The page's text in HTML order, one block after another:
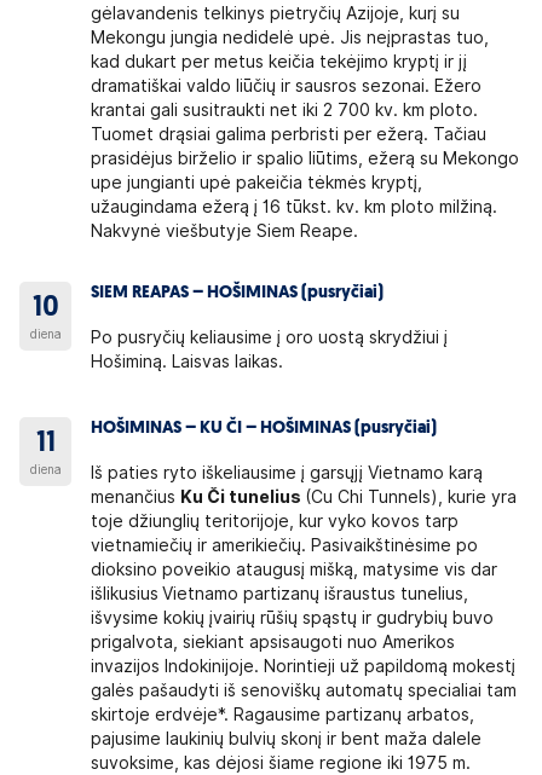
gėlavandenis telkinys pietryčių Azijoje, kurį su
Mekongu jungia nedidelė upė. Jis neįprastas tuo,
kad dukart per metus keičia tekėjimo kryptį ir jį
dramatiškai valdo liūčių ir sausros sezonai. Ežero
krantai gali susitraukti net iki 2 700 kv. km ploto.
Tuomet drąsiai galima perbristi per ežerą. Tačiau
prasidėjus birželio ir spalio liūtims, ežerą su Mekongo
upe jungianti upė pakeičia tėkmės kryptį,
užaugindama ežerą į 16 tūkst. kv. km ploto milžiną.
Nakvynė viešbutyje Siem Reape.
10
diena
SIEM REAPAS – HOŠIMINAS (pusryčiai)
Po pusryčių keliausime į oro uostą skrydžiui į
Hošiminą. Laisvas laikas.
11
diena
HOŠIMINAS – KU ČI – HOŠIMINAS (pusryčiai)
Iš paties ryto iškeliausime į garsųjį Vietnamo karą
menančius Ku Či tunelius (Cu Chi Tunnels), kurie yra
toje džiunglių teritorijoje, kur vyko kovos tarp
vietnamiečių ir amerikiečių. Pasivaikštinėsime po
dioksino poveikio ataugusį mišką, matysime vis dar
išlikusius Vietnamo partizanų išraustus tunelius,
išvysime kokių įvairių rūšių spąstų ir gudrybių buvo
prigalvota, siekiant apsisaugoti nuo Amerikos
invazijos Indokinijoje. Norintieji už papildomą mokestį
galės pašaudyti iš senoviškų automatų specialiai tam
skirtoje erdvėje*. Ragausime partizanų arbatos,
pajusime laukinių bulvių skonį ir bent maža dalele
suvoksime, kas dėjosi šiame regione iki 1975 m.